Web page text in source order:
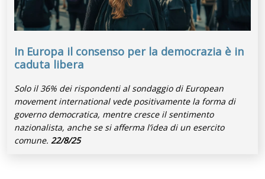
In Europa il consenso per la democrazia è in
caduta libera
Solo il 36% dei rispondenti al sondaggio di European
movement international vede positivamente la forma di
governo democratica, mentre cresce il sentimento
nazionalista, anche se si afferma l’idea di un esercito
comune. 22/8/25